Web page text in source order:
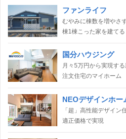
ファンライフ
むやみに棟数を増やさ
棟1棟こった家を建てる
国分ハウジング
月々5万円から実現す
注文住宅のマイホーム
NEOデザインホー
「超」高性能デザイン
適正価格で実現